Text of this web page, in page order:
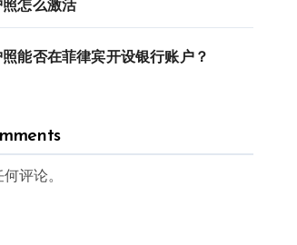
照怎么激活
照能否在菲律宾开设银行账户？
评论。